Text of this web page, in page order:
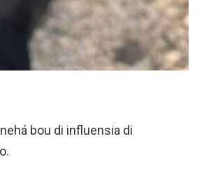
bou di influensia di